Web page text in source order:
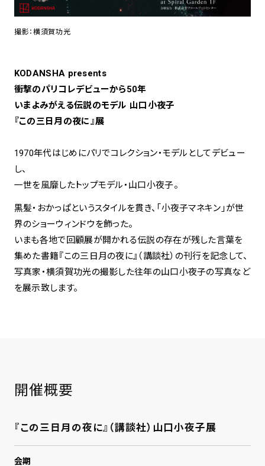
MoN Shop by Spiral
撮影：横須賀功光
KODANSHA presents
衝撃のパリコレデビューから50年
いまよみがえる伝説のモデル 山口小夜子
『この三日月の夜に』展
1970年代はじめにパリでコレクション・モデルとしてデビュー
し、
一世を風靡したトップモデル・山口小夜子。
黒髪・おかっぱというスタイルを貫き、「小夜子マネキン」が世
界のショーウィンドウを飾った。
いまも各地で回顧展が開かれる伝説の存在が残した言葉を
集めた書籍『この三日月の夜に』（講談社）の刊行を記念して、
写真家・横須賀功光の撮影した往年の山口小夜子の写真など
を展示致します。
開催概要
『この三日月の夜に』（講談社）山口小夜子展
会期